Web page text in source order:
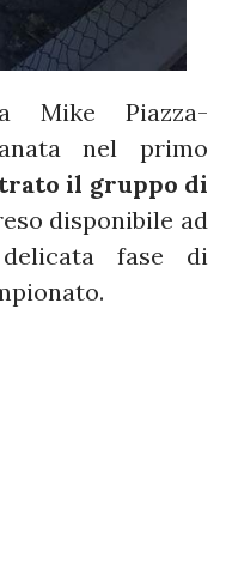
Mike Piazza-
nel primo
il gruppo di
disponibile ad
fase di